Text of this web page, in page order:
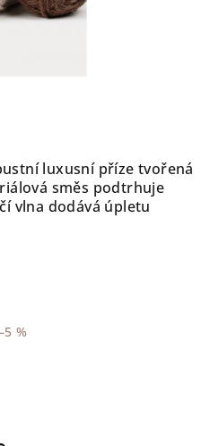
luxusní příze tvořená
směs podtrhuje
vlna dodává úpletu
%